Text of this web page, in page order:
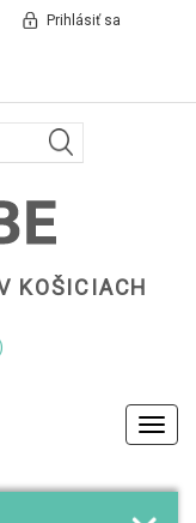
Prihlásiť sa
KOŠICIACH